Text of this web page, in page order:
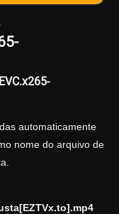
automaticamente
nome do arquivo de